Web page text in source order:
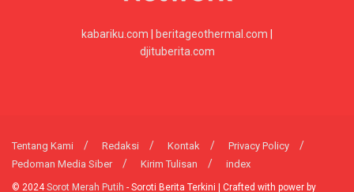
kabariku.com beritageothermal.com
djituberita.com
Tentang Kami Redaksi Kontak
Privacy Policy
Pedoman Media Siber
Kirim Tulisan index
© 2024Sorot Merah Putih - Soroti Berita Terkini | Crafted with power by